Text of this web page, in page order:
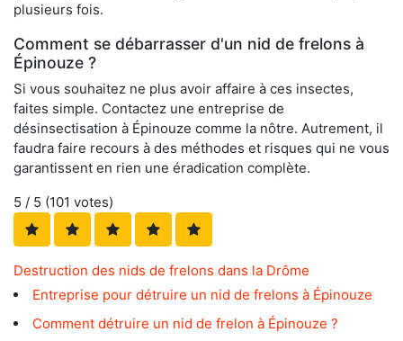
plusieurs fois.
Comment se débarrasser d'un nid de frelons à
Épinouze ?
Si vous souhaitez ne plus avoir affaire à ces insectes,
faites simple. Contactez une entreprise de
désinsectisation à Épinouze comme la nôtre. Autrement, il
faudra faire recours à des méthodes et risques qui ne vous
garantissent en rien une éradication complète.
5 / 5 (101 votes)
Destruction des nids de frelons dans la Drôme
Entreprise pour détruire un nid de frelons à Épinouze
Comment détruire un nid de frelon à Épinouze ?